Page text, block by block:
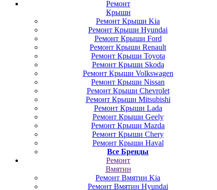
Ремонт
Крыши
Ремонт Крыши Kia
Ремонт Крыши Hyundai
Ремонт Крыши Ford
Ремонт Крыши Renault
Ремонт Крыши Toyota
Ремонт Крыши Skoda
Ремонт Крыши Volkswagen
Ремонт Крыши Nissan
Ремонт Крыши Chevrolet
Ремонт Крыши Mitsubishi
Ремонт Крыши Lada
Ремонт Крыши Geely
Ремонт Крыши Mazda
Ремонт Крыши Chery
Ремонт Крыши Haval
Все Бренды
Ремонт
Вмятин
Ремонт Вмятин Kia
Ремонт Вмятин Hyundai